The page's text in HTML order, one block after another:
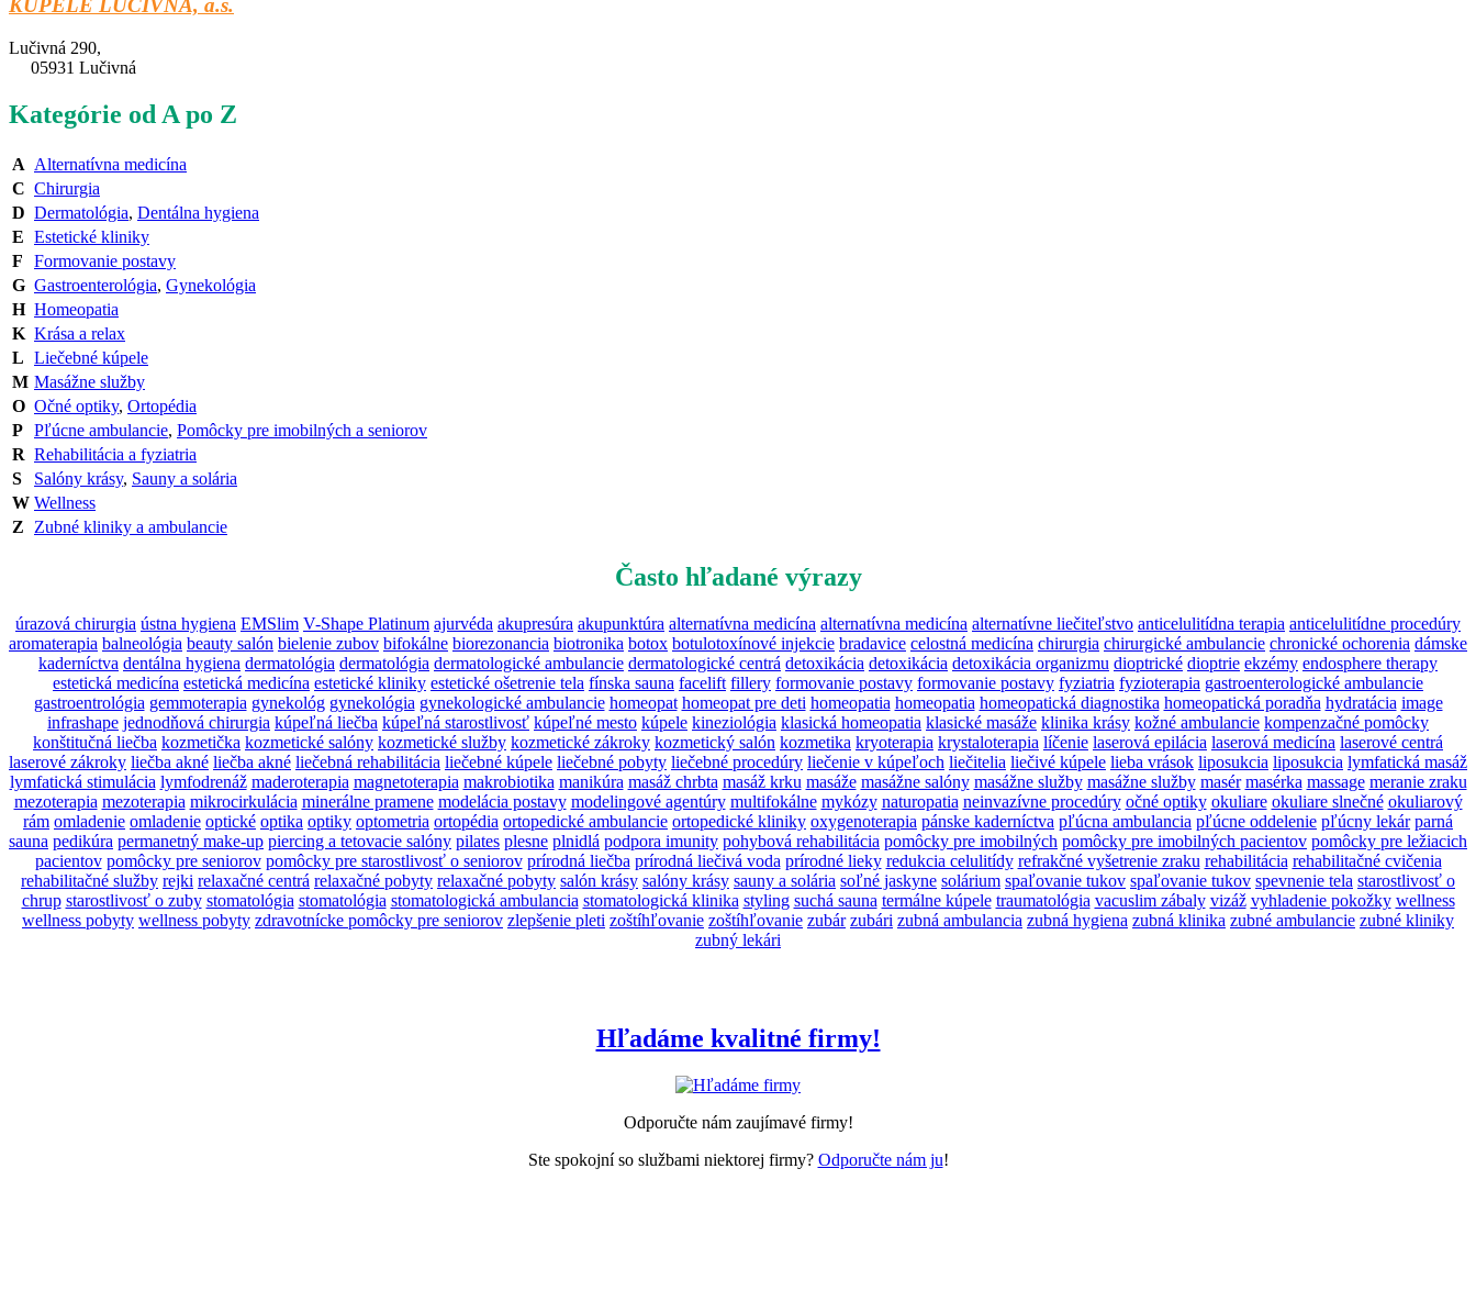
KÚPELE LUČIVNÁ, a.s.
Lučivná 290,
05931 Lučivná
Kategórie od A po Z
A Alternatívna medicína
C Chirurgia
D Dermatológia, Dentálna hygiena
E Estetické kliniky
F
Formovanie postavy
G Gastroenterológia, Gynekológia
H Homeopatia
K Krása a relax
L Liečebné kúpele
M Masážne služby
O Očné optiky, Ortopédia
P Pľúcne ambulancie, Pomôcky pre imobilných a seniorov
R Rehabilitácia a fyziatria
S
Salóny krásy, Sauny a solária
W Wellness
Z
Zubné kliniky a ambulancie
Často hľadané výrazy
úrazová chirurgia ústna hygiena EMSlim V-Shape Platinum ajurvéda akupresúra akupunktúra alternatívna medicína alternatívna medicína alternatívne liečiteľstvo anticelulitídna terapia anticelulitídne procedúry
aromaterapia balneológia beauty salón bielenie zubov bifokálne biorezonancia biotronika botox botulotoxínové injekcie bradavice celostná medicína chirurgia chirurgické ambulancie chronické ochorenia dámske
kaderníctva dentálna hygiena dermatológia dermatológia dermatologické ambulancie dermatologické centrá detoxikácia detoxikácia detoxikácia organizmu dioptrické dioptrie ekzémy endosphere therapy
estetická medicína estetická medicína estetické kliniky estetické ošetrenie tela fínska sauna facelift fillery formovanie postavy formovanie postavy fyziatria fyzioterapia gastroenterologické ambulancie
gastroentrológia gemmoterapia gynekológ gynekológia gynekologické ambulancie homeopat homeopat pre deti homeopatia homeopatia homeopatická diagnostika homeopatická poradňa hydratácia image
infrashape jednodňová chirurgia kúpeľná liečba kúpeľná starostlivosť kúpeľné mesto kúpele kineziológia klasická homeopatia klasické masáže klinika krásy kožné ambulancie kompenzačné pomôcky
konštitučná liečba kozmetička kozmetické salóny kozmetické služby kozmetické zákroky kozmetický salón kozmetika kryoterapia krystaloterapia líčenie laserová epilácia laserová medicína laserové centrá
laserové zákroky liečba akné liečba akné liečebná rehabilitácia liečebné kúpele liečebné pobyty liečebné procedúry liečenie v kúpeľoch liečitelia liečivé kúpele lieba vrások liposukcia liposukcia lymfatická masáž
lymfatická stimulácia lymfodrenáž maderoterapia magnetoterapia makrobiotika manikúra masáž chrbta masáž krku masáže masážne salóny masážne služby masážne služby masér masérka massage meranie zraku
mezoterapia mezoterapia mikrocirkulácia minerálne pramene modelácia postavy modelingové agentúry multifokálne mykózy naturopatia neinvazívne procedúry očné optiky okuliare okuliare slnečné okuliarový
rám omladenie omladenie optické optika optiky optometria ortopédia ortopedické ambulancie ortopedické kliniky oxygenoterapia pánske kaderníctva pľúcna ambulancia pľúcne oddelenie pľúcny lekár parná
sauna pedikúra permanetný make-up piercing a tetovacie salóny pilates plesne plnidlá podpora imunity pohybová rehabilitácia pomôcky pre imobilných pomôcky pre imobilných pacientov pomôcky pre ležiacich
pacientov pomôcky pre seniorov pomôcky pre starostlivosť o seniorov prírodná liečba prírodná liečivá voda prírodné lieky redukcia celulitídy refrakčné vyšetrenie zraku rehabilitácia rehabilitačné cvičenia
rehabilitačné služby rejki relaxačné centrá relaxačné pobyty relaxačné pobyty salón krásy salóny krásy sauny a solária soľné jaskyne solárium spaľovanie tukov spaľovanie tukov spevnenie tela starostlivosť o
chrup starostlivosť o zuby stomatológia stomatológia stomatologická ambulancia stomatologická klinika styling suchá sauna termálne kúpele traumatológia vacuslim zábaly vizáž vyhladenie pokožky wellness
wellness pobyty wellness pobyty zdravotnícke pomôcky pre seniorov zlepšenie pleti zoštíhľovanie zoštíhľovanie zubár zubári zubná ambulancia zubná hygiena zubná klinika zubné ambulancie zubné kliniky
zubný lekári
Hľadáme kvalitné firmy!
Odporučte nám zaujímavé firmy!
Ste spokojní so službami niektorej firmy? Odporučte nám ju!